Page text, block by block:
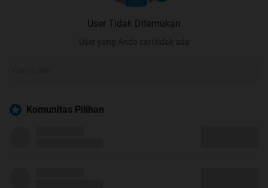
User Tidak Ditemukan
User yang Anda cari tidak ada
Komunitas Pilihan